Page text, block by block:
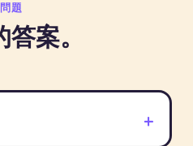
問題
案。